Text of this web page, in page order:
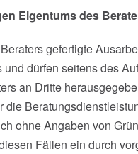
Eigentums des
gefertigte
und dürfen seitens des
an Dritte
die
ohne Angaben von
Fällen ein durch